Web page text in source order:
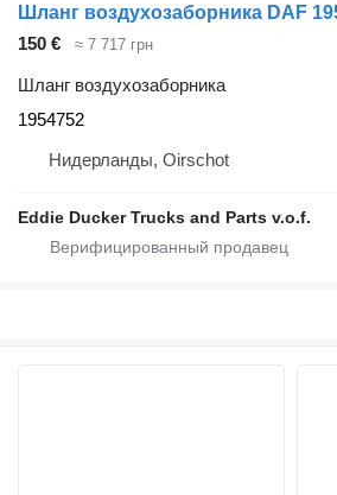
150 € ≈ 7 717 грн
Шланг воздухозаборника
1954752
Нидерланды, Oirschot
Eddie Ducker Trucks and Parts v.o.f.